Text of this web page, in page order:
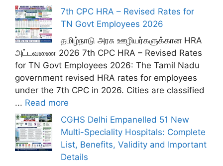
7th CPC HRA – Revised Rates for
TN Govt Employees 2026
தமிழ்நாடு அரசு ஊழியர்களுக்கான HRA
அட்டவணை 2026 7th CPC HRA – Revised Rates
for TN Govt Employees 2026: The Tamil Nadu
government revised HRA rates for employees
under the 7th CPC in 2026. Cities are classified
... Read more
CGHS Delhi Empanelled 51 New
Multi-Speciality Hospitals: Complete
List, Benefits, Validity and Important
Details